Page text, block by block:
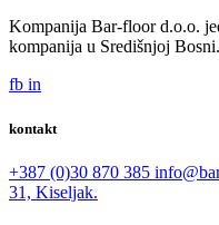
Kompanija Bar-floor d.o.o.
kompanija u Središnjoj Bosni.
fb in
kontakt
+387 (0)30 870 385
31, Kiseljak.